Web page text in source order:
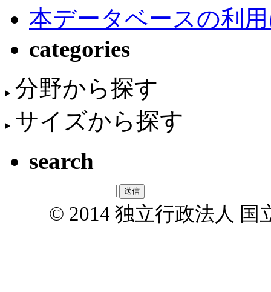
本データベースの利
categories
分野から探す
サイズから探す
search
© 2014 独立行政法人 国